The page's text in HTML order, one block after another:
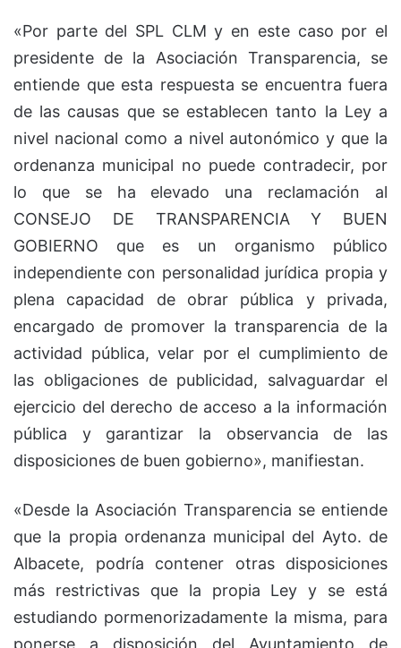
«Por parte del SPL CLM y en este caso por el
presidente de la Asociación Transparencia, se
entiende que esta respuesta se encuentra fuera
de las causas que se establecen tanto la Ley a
nivel nacional como a nivel autonómico y que la
ordenanza municipal no puede contradecir, por
lo que se ha elevado una reclamación al
CONSEJO DE TRANSPARENCIA Y BUEN
GOBIERNO que es un organismo público
independiente con personalidad jurídica propia y
plena capacidad de obrar pública y privada,
encargado de promover la transparencia de la
actividad pública, velar por el cumplimiento de
las obligaciones de publicidad, salvaguardar el
ejercicio del derecho de acceso a la información
pública y garantizar la observancia de las
disposiciones de buen gobierno», manifiestan.
«Desde la Asociación Transparencia se entiende
que la propia ordenanza municipal del Ayto. de
Albacete, podría contener otras disposiciones
más restrictivas que la propia Ley y se está
estudiando pormenorizadamente la misma, para